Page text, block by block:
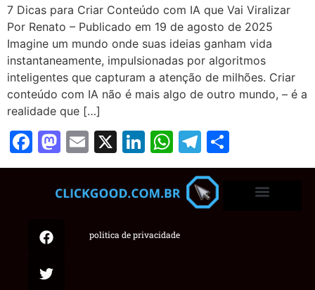
7 Dicas para Criar Conteúdo com IA que Vai Viralizar
Por Renato – Publicado em 19 de agosto de 2025
Imagine um mundo onde suas ideias ganham vida
instantaneamente, impulsionadas por algoritmos
inteligentes que capturam a atenção de milhões. Criar
conteúdo com IA não é mais algo de outro mundo, – é a
realidade que […]
Facebook
Mastodon
Email
X LinkedIn
WhatsApp
Telegram
politica de privacidade